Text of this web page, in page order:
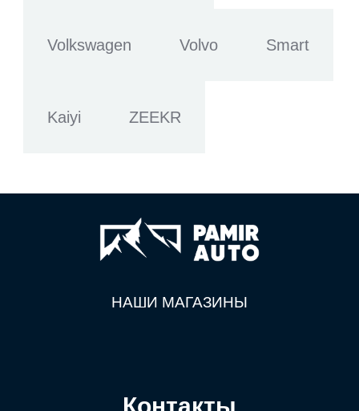
Volkswagen Volvo Smart
Kaiyi ZEEKR
НАШИ МАГАЗИНЫ